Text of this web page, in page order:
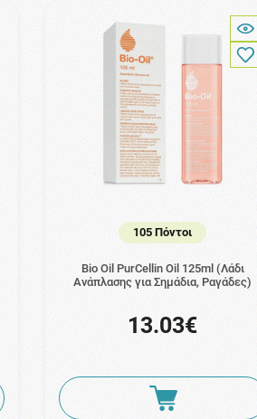
105 Πόντοι
Bio Oil PurCellin Oil 125ml (Λάδι
Ανάπλασης για Σημάδια, Ραγάδες)
13.03€